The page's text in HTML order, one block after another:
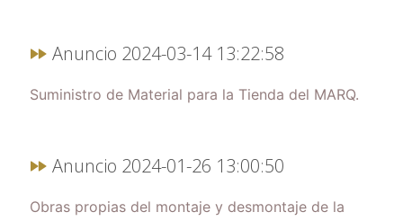
Anuncio 2024-03-14 13:22:58
Suministro de Material para la Tienda del MARQ.
Anuncio 2024-01-26 13:00:50
Obras propias del montaje y desmontaje de la